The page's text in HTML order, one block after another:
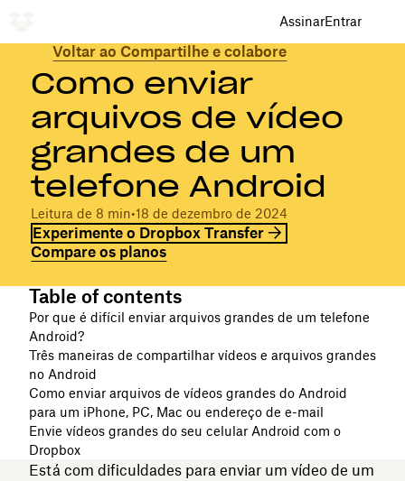
AssinarEntrar
Voltar ao Compartilhe e colabore
Como enviar
arquivos de vídeo
grandes de um
telefone Android
Leitura de 8 min•18 de dezembro de 2024
Experimente o Dropbox Transfer
Compare os planos
Table of contents
Por que é difícil enviar arquivos grandes de um telefone
Android?
Três maneiras de compartilhar vídeos e arquivos grandes
no Android
Como enviar arquivos de vídeos grandes do Android
para um iPhone, PC, Mac ou endereço de e-mail
Envie vídeos grandes do seu celular Android com o
Dropbox
Está com dificuldades para enviar um vídeo de um